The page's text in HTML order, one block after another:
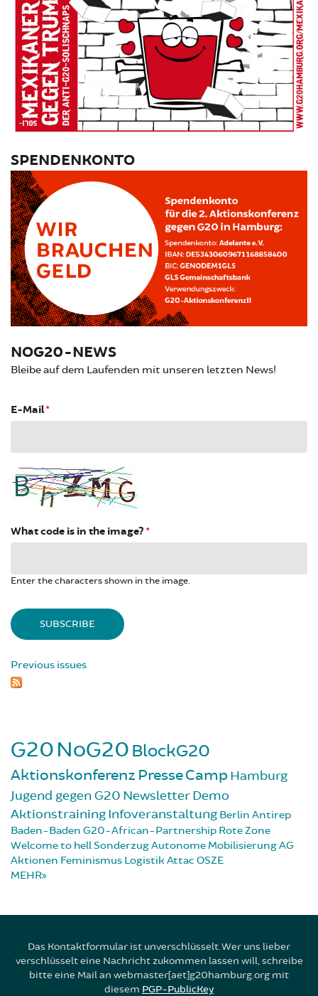
SPENDENKONTO
NOG20-NEWS
Bleibe auf dem Laufenden mit unseren letzten News!
E-Mail*
What code is in the image? *
Enter the characters shown in the image.
Previous issues
G20NoG20 BlockG20
Aktionskonferenz PresseCampHamburg
Jugend gegen G20 NewsletterDemo
AktionstrainingInfoveranstaltung Berlin Antirep
Baden-Baden G20-African-Partnership Rote Zone
Welcome to hellSonderzugAutonome MobilisierungAG
Aktionen Feminismus Logistik Attac OSZE
MEHR
Das Kontaktformular ist unverschlüsselt. Wer uns lieber
verschlüsselt eine Nachricht zukommen lassen will, schreibe
bitte eine Mail an webmaster[aet]g20hamburg.org mit
diesem PGP-PublicKey